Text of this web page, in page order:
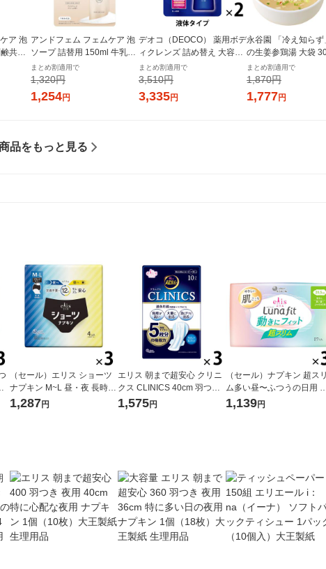
ア 泡
共進
アンドフェム フェムケア 泡
ソープ 詰替用 150ml 牛乳石
鹸共進社
まとめ割適用で
1,320円
1,254円
デオコ（DEOCO） 薬用ボデ
ィクレンズ 詰め替え 大容量
2個 650g ロート製薬 【液体
タイプ】
まとめ割適用で
3,510円
3,335円
永谷園 「冷え知らず
の生姜参鶏湯 大袋
まとめ割適用で
1,870円
1,777円
品をもっと見る
（セール）エリス ショーツ
ナプキン M~L 昼・夜 長時間
用 ブラックカラー 1セット
1,287円
エリス 朝まで超安心 クリニ
クス CLINICS 40cm 羽つき
過多月経 ナプキン 3個(10枚
1,575円
（セール）ナプキン 超スリ
ム多い昼〜ふつうの日用
なし 20.5cm エリスルナフ
1,139円